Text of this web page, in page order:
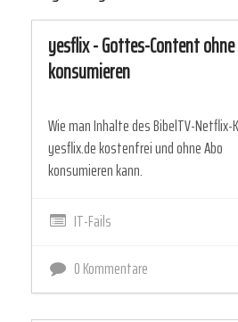
yesflix - Gottes-Content
konsumieren
Wie man Inhalte des BibelTV-Netflix-
yesflix.de kostenfrei und ohne Abo
konsumieren kann.
IT-Fails
0 Kommentare